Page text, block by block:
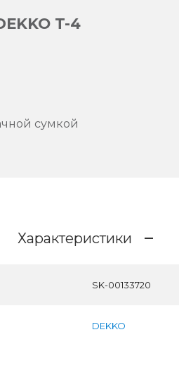
T-4
сумкой
Характеристики
SK-00133720
DEKKO